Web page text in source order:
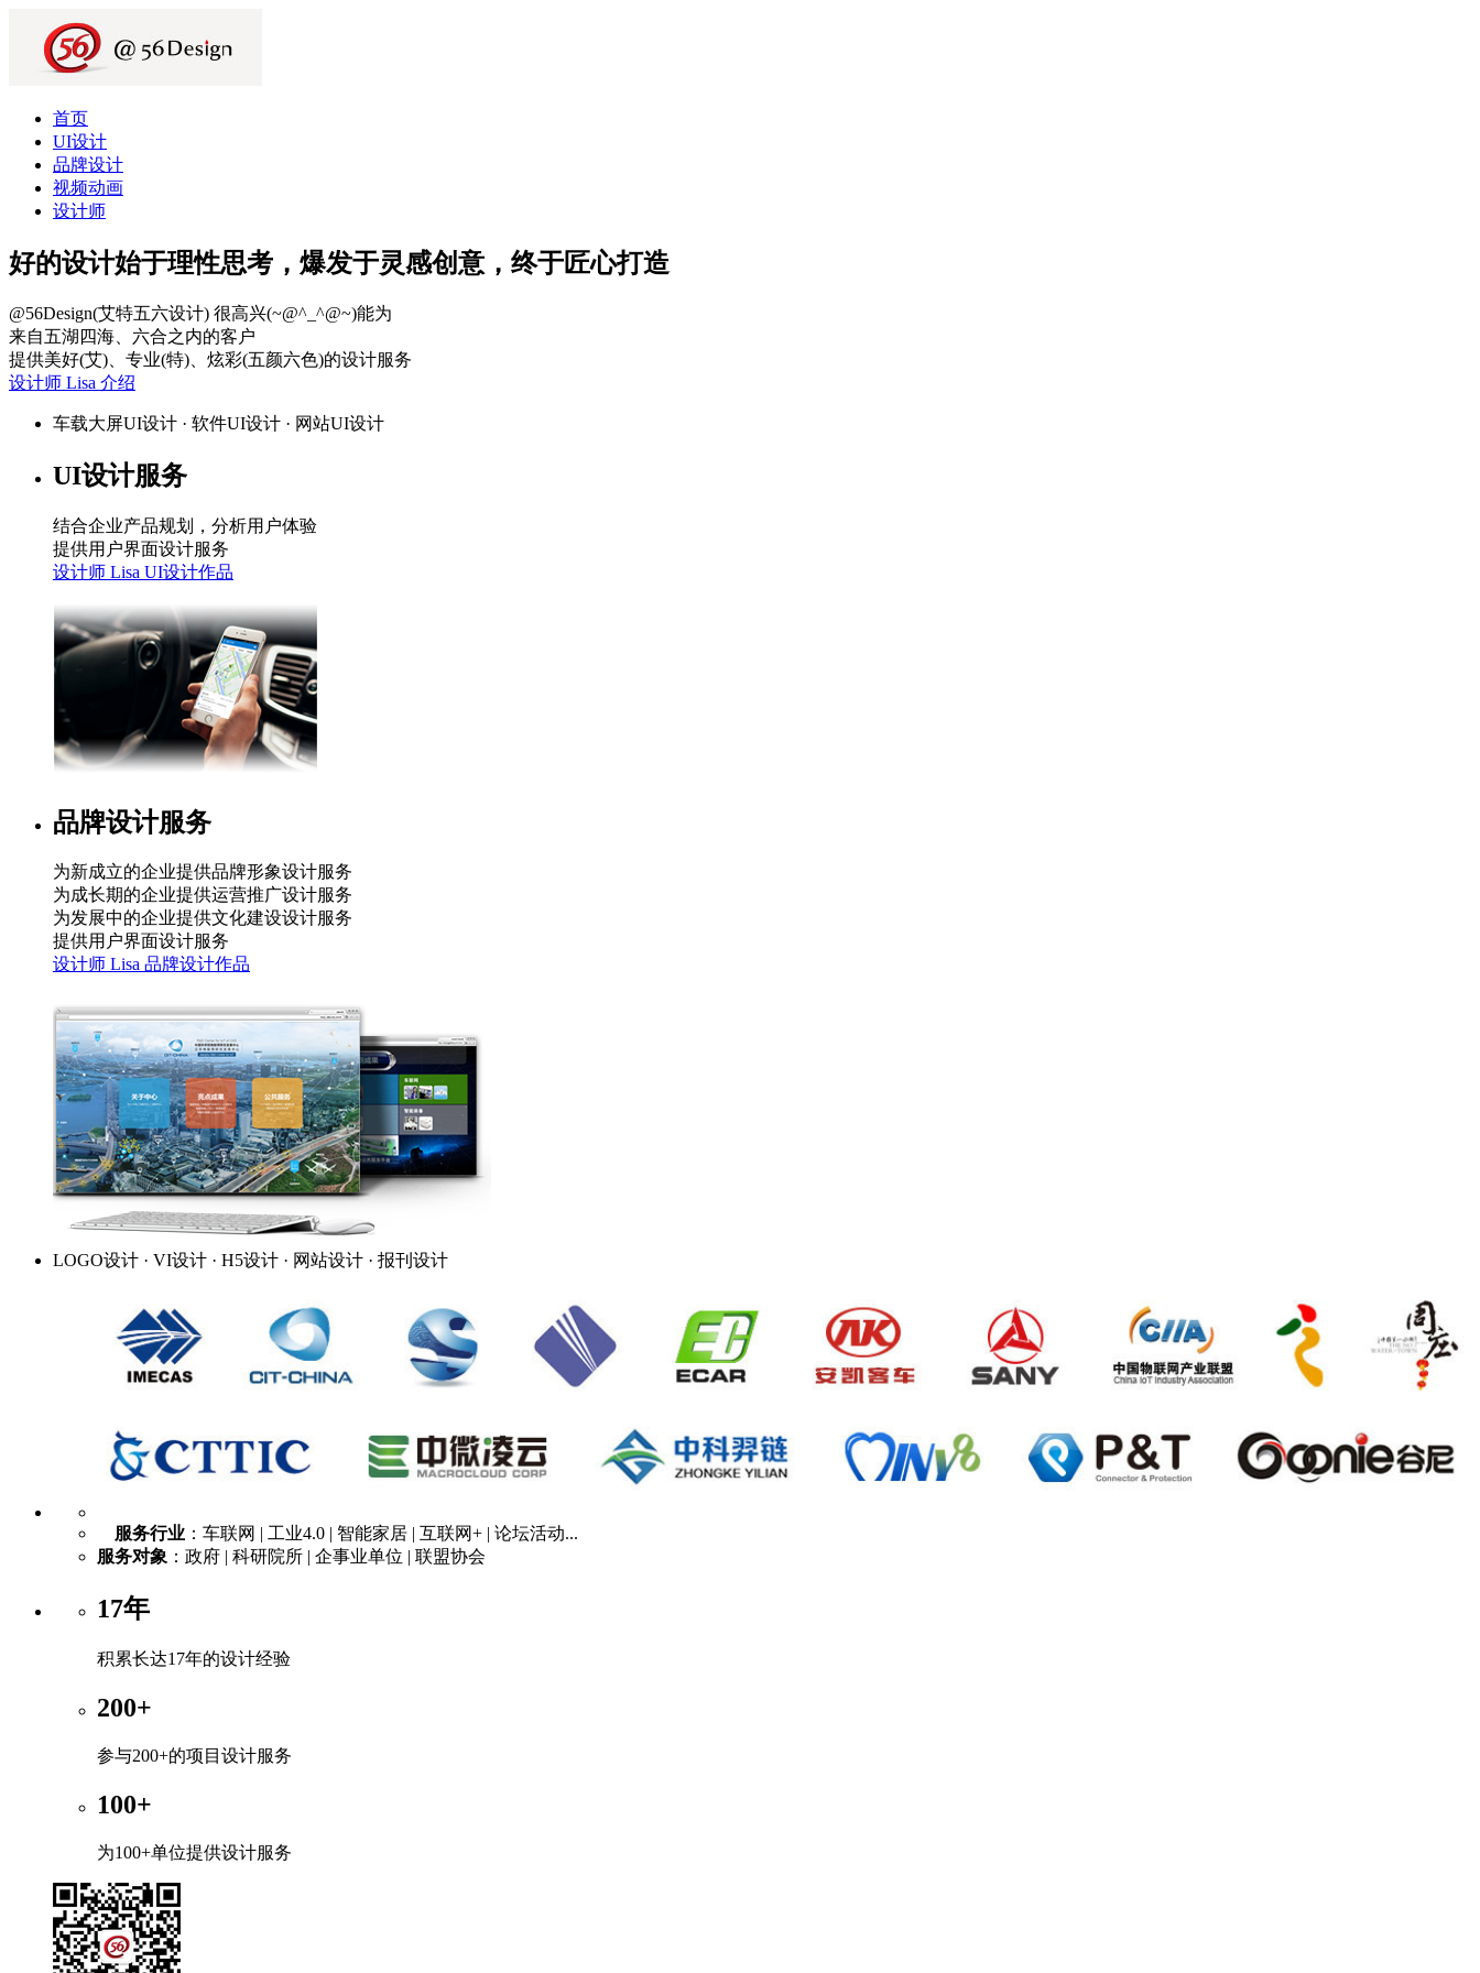
首页
UI设计
品牌设计
视频动画
设计师
好的设计始于理性思考，爆发于灵感创意，终于匠心打造
@56Design(艾特五六设计) 很高兴(~@^_^@~)能为
来自五湖四海、六合之内的客户
提供美好(艾)、专业(特)、炫彩(五颜六色)的设计服务
设计师 Lisa 介绍
车载大屏UI设计 · 软件UI设计 · 网站UI设计
UI设计服务
结合企业产品规划，分析用户体验
提供用户界面设计服务
设计师 Lisa UI设计作品
品牌设计服务
为新成立的企业提供品牌形象设计服务
为成长期的企业提供运营推广设计服务
为发展中的企业提供文化建设设计服务
提供用户界面设计服务
设计师 Lisa 品牌设计作品
LOGO设计 · VI设计 · H5设计 · 网站设计 · 报刊设计
服务行业 ：车联网 | 工业4.0 | 智能家居 | 互联网+ | 论坛活动...
服务对象 ：政府 | 科研院所 | 企事业单位 | 联盟协会
17年
积累长达17年的设计经验
200+
参与200+的项目设计服务
100+
为100+单位提供设计服务